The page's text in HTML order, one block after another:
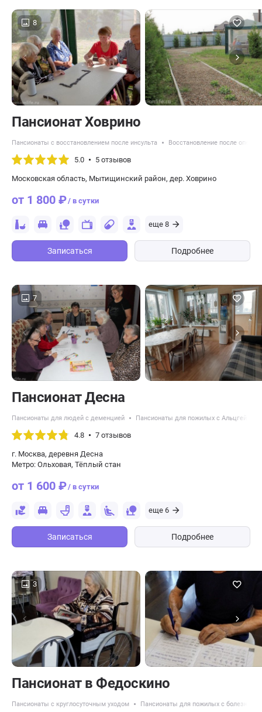
8
Пансионат Ховрино
Пансионаты с восстановлением после инсульта Восстановление после
5.0 5 отзывов
Московская область, Мытищинский район, дер. Ховрино
от 1 800 ₽/ в сутки
еще 8
Записаться Подробнее
7
Пансионат Десна
Пансионаты для людей с деменцией Пансионаты для пожилых с
4.8 7 отзывов
г. Москва, деревня Десна
Метро: Ольховая, Тёплый стан
от 1 600 ₽/ в сутки
еще 6
Записаться Подробнее
3
Пансионат в Федоскино
Пансионаты с круглосуточным уходом Пансионаты для пожилых с болезнью